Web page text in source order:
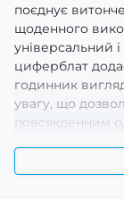
поєднує
щоденного
універсальний
циферблат
годинник
увагу, що
повсякденним
які цінують